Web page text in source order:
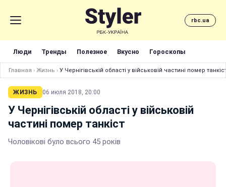
rbc.ua
Люди Тренды Полезное Вкусно Гороскопы
Главная › Жизнь › У Чернігівській області у військовій частині помер
ЖИЗНЬ 06 июля 2018, 20:00
У Чернігівській області у військовій
частині помер танкіст
Чоловікові було всього 45 років